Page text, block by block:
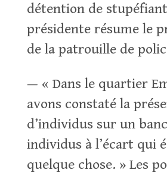
détention de
présidente résume le
de la patrouille de
— « Dans le quartier
avons constaté la
d’individus sur un
individus à l’écart qui
quelque chose. » Les